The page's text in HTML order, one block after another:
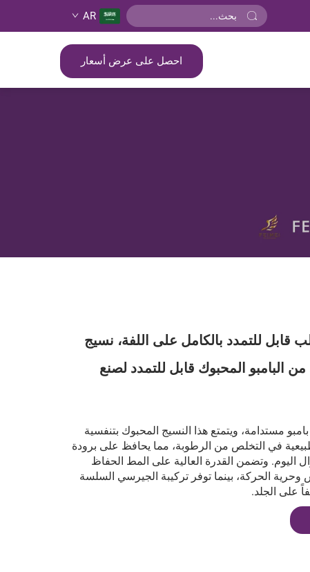
AR
احصل على عرض أسعار
قابل للتمدد بالكامل على اللفة، نسيج
البامبو المحبوك قابل للتمدد لصنع
مستدامة، ويتمتع هذا النسيج المحبوك بتنفسية
في التخلص من الرطوبة، مما يحافظ على برودة
اليوم. وتضمن القدرة العالية على المط الحفاظ
الحركة، بينما توفر تركيبة الجيرسي السلسة
على الجلد.